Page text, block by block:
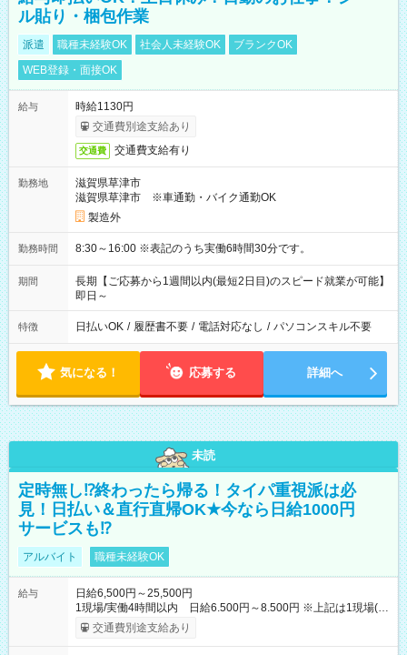
ル貼り・梱包作業
派遣 職種未経験OK 社会人未経験OK
ブランクOK
WEB登録・面接OK
給与
時給1130円
交通費別途支給あり
交通費 交通費支給有り
勤務地
滋賀県草津市
滋賀県草津市 ※車通勤・バイク通勤OK
製造外
勤務時間 8:30～16:00 ※表記のうち実働6時間30分です。
期間
長期【ご応募から1週間以内(最短2日目)のスピード就業が可能】
即日～
特徴 日払いOK / 履歴書不要 / 電話対応なし / パソコンスキル不要
気になる！ 応募する 詳細へ
未読
定時無し⁉終わったら帰る！タイパ重視派は必
見！日払い＆直行直帰OK★今なら日給1000円
サービスも⁉
アルバイト 職種未経験OK
給与
日給6,500円～25,500円
1現場/実働4時間以内 日給6.500円～8.500円 ※上記は1現場(実
働4時間以内)あたりの給与です ※基本は1日あたり2現場(実働8
時間以内)をお任せします。その場合の支給額は日給1,3000円で
交通費別途支給あり